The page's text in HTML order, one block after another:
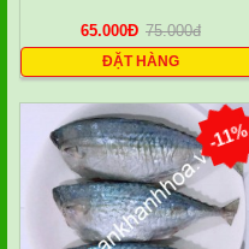
65.000Đ 75.000đ
ĐẶT HÀNG
-11%